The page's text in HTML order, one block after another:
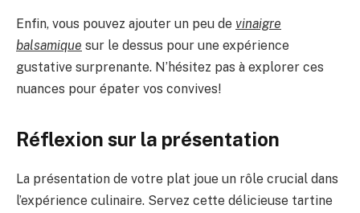
Enfin, vous pouvez ajouter un peu de vinaigre
balsamique sur le dessus pour une expérience
gustative surprenante. N’hésitez pas à explorer ces
nuances pour épater vos convives!
Réflexion sur la présentation
La présentation de votre plat joue un rôle crucial dans
l’expérience culinaire. Servez cette délicieuse tartine